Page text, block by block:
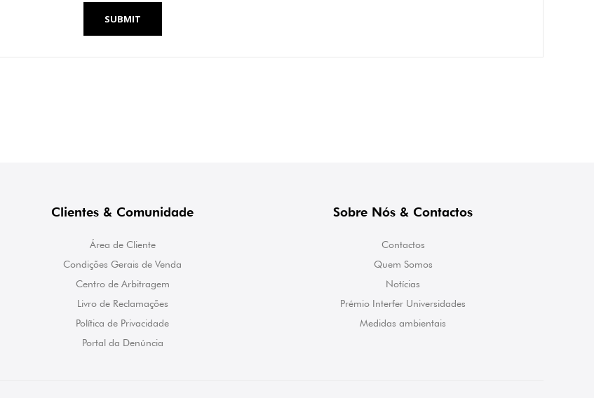
SUBMIT
Clientes & Comunidade
Área de Cliente
Condições Gerais de Venda
Centro de Arbitragem
Livro de Reclamações
Política de Privacidade
Portal da Denúncia
Sobre Nós & Contactos
Contactos
Quem Somos
Notícias
Prémio Interfer Universidades
Medidas ambientais